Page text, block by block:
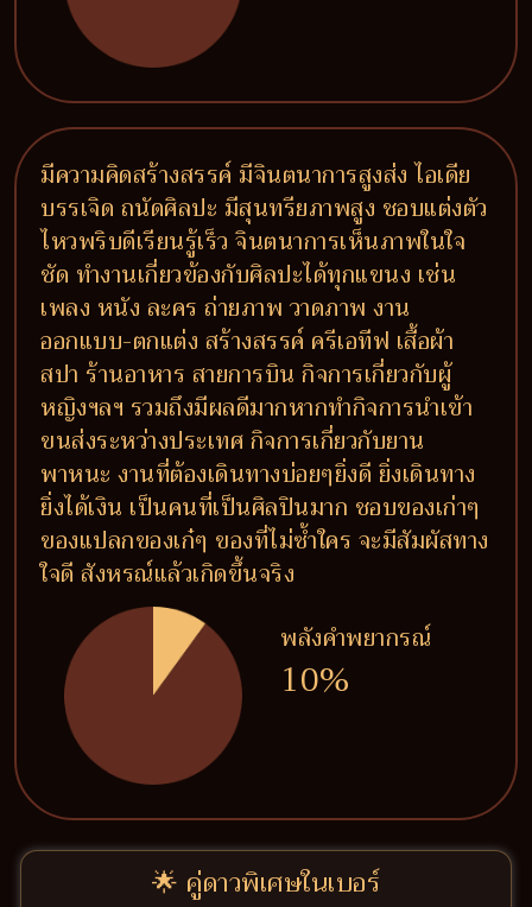
มีความคิดสร้างสรรค์ มีจินตนาการสูงส่ง ไอเดีย
บรรเจิด ถนัดศิลปะ มีสุนทรียภาพสูง ชอบแต่งตัว
ไหวพริบดีเรียนรู้เร็ว จินตนาการเห็นภาพในใจ
ชัด ทำงานเกี่ยวข้องกับศิลปะได้ทุกแขนง เช่น
เพลง หนัง ละคร ถ่ายภาพ วาดภาพ งาน
ออกแบบ-ตกแต่ง สร้างสรรค์ ครีเอทีฟ เสื้อผ้า
สปา ร้านอาหาร สายการบิน กิจการเกี่ยวกับผู้
หญิงฯลฯ รวมถึงมีผลดีมากหากทำกิจการนำเข้า
ขนส่งระหว่างประเทศ กิจการเกี่ยวกับยาน
พาหนะ งานที่ต้องเดินทางบ่อยๆยิ่งดี ยิ่งเดินทาง
ยิ่งได้เงิน เป็นคนที่เป็นศิลปินมาก ชอบของเก่าๆ
ของแปลกของเก๋ๆ ของที่ไม่ซ้ำใคร จะมีสัมผัสทาง
ใจดี สังหรณ์แล้วเกิดขึ้นจริง
พลังคำพยากรณ์
10%
🌟 คู่ดาวพิเศษในเบอร์